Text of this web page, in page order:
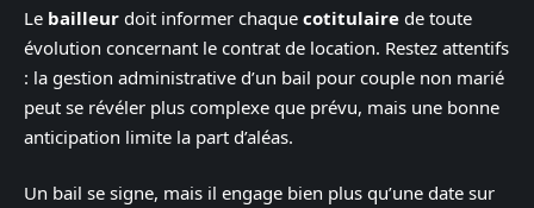
Le bailleur doit informer chaque cotitulaire de toute
évolution concernant le contrat de location. Restez attentifs
: la gestion administrative d’un bail pour couple non marié
peut se révéler plus complexe que prévu, mais une bonne
anticipation limite la part d’aléas.
Un bail se signe, mais il engage bien plus qu’une date sur